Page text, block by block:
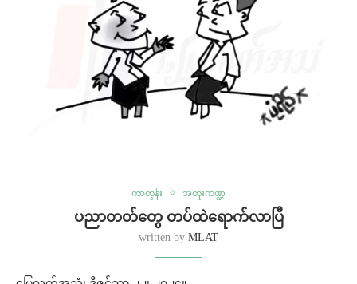
ကာတွန်း အထူးကဏ္ဍ
ပညာတတ်တွေ တပ်ထဲရောက်လာပြီ
written by MLAT